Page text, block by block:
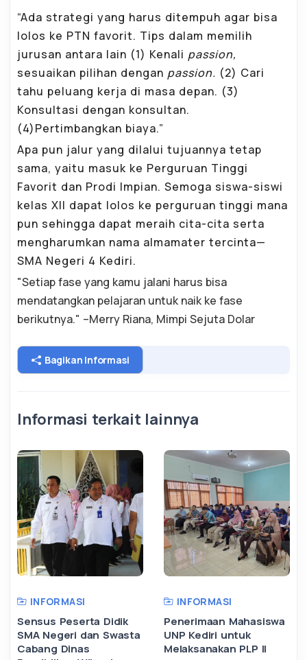
“Ada strategi yang harus ditempuh agar bisa
lolos ke PTN favorit. Tips dalam memilih
jurusan antara lain (1) Kenali passion,
sesuaikan pilihan dengan passion. (2) Cari
tahu peluang kerja di masa depan. (3)
Konsultasi dengan konsultan.
(4)Pertimbangkan biaya.”
Apa pun jalur yang dilalui tujuannya tetap
sama, yaitu masuk ke Perguruan Tinggi
Favorit dan Prodi Impian. Semoga siswa-siswi
kelas XII dapat lolos ke perguruan tinggi mana
pun sehingga dapat meraih cita-cita serta
mengharumkan nama almamater tercinta—
SMA Negeri 4 Kediri.
"Setiap fase yang kamu jalani harus bisa
mendatangkan pelajaran untuk naik ke fase
berikutnya." –Merry Riana, Mimpi Sejuta Dolar
Bagikan Informasi
Informasi terkait lainnya
INFORMASI
Sensus Peserta Didik
SMA Negeri dan Swasta
Cabang Dinas
INFORMASI
Penerimaan Mahasiswa
UNP Kediri untuk
Melaksanakan PLP II